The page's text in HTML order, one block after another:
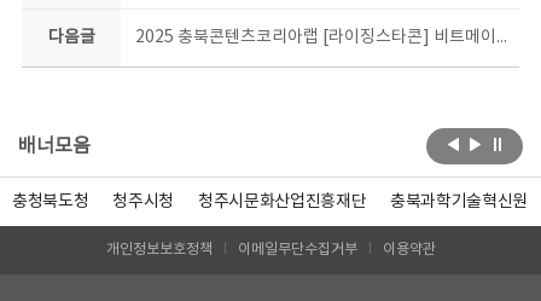
다음글 2025 충북콘텐츠코리아랩 [라이징스타콘] 비트메이킹 심화 과정 교육생 모집 공고
배너모음
충청북도청 청주시청 청주시문화산업진흥재단 충북과학기술혁신원
개인정보보호정책 이메일무단수집거부 이용약관